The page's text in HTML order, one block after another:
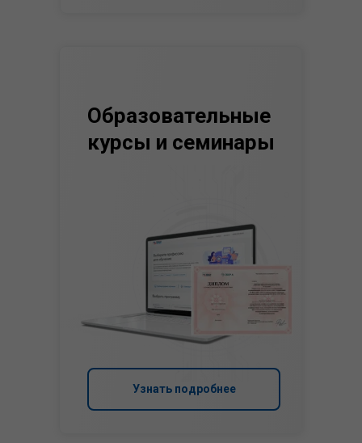
Узнать подробнее
Образовательные
курсы и семинары